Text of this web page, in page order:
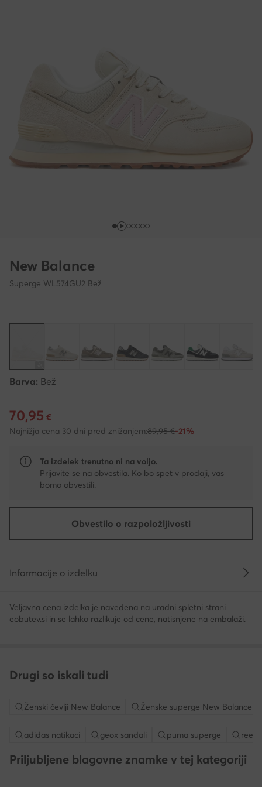
New Balance
Superge WL574GU2 Bež
Barva: Bež
Trenutna cena 70,95 €
70,95 €
Najnižja cena 30 dni pred znižanjem:89,95 €-21%
Ta izdelek trenutno ni na voljo.
Prijavite se na obvestila. Ko bo spet v prodaji, vas
bomo obvestili.
Obvestilo o razpoložljivosti
Informacije o izdelku
Veljavna cena izdelka je navedena na uradni spletni strani
eobutev.si in se lahko razlikuje od cene, natisnjene na embalaži.
Drugi so iskali tudi
Ženski čevlji New Balance Ženske superge New Balance
adidas natikaci geox sandali puma superge
Priljubljene blagovne znamke v tej kategoriji